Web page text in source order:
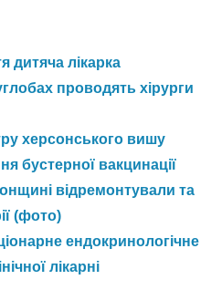
дитяча лікарка
проводять хірурги
херсонського вишу
бустерної вакцинації
відремонтували та
(фото)
ендокринологічне
лікарні